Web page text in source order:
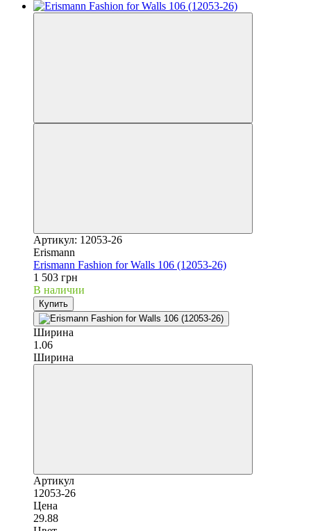
Артикул: 12053-26
Erismann
Erismann Fashion for Walls 106 (12053-26)
1 503 грн
В наличии
Купить
Ширина
1.06
Ширина
Артикул
12053-26
Цена
29.88